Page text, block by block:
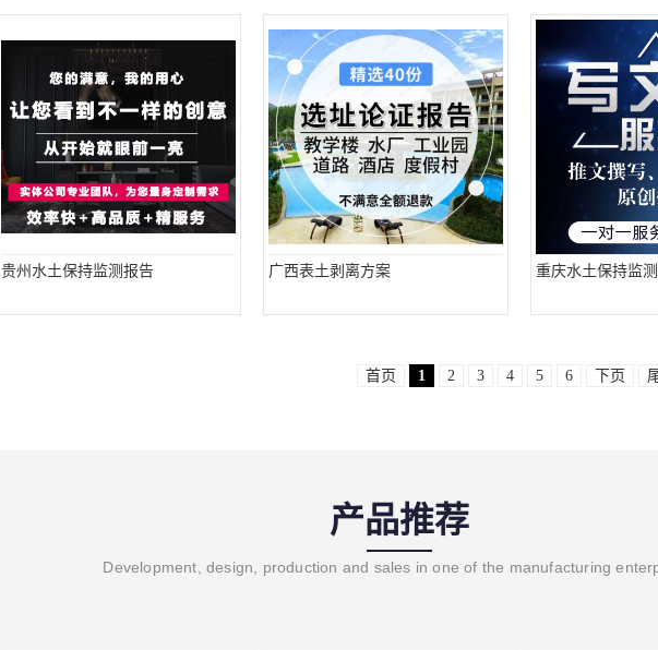
贵州水土保持监测报告 广西表土剥离方案 重庆水土保持监
首页 1 2 3 4 5 6 下页
产品推荐
Development, design, production and sales in one of the manufacturing